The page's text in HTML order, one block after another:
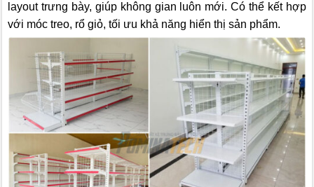
layout trưng bày, giúp không gian luôn mới. Có thể kết hợp
với móc treo, rổ giỏ, tối ưu khả năng hiển thị sản phẩm.